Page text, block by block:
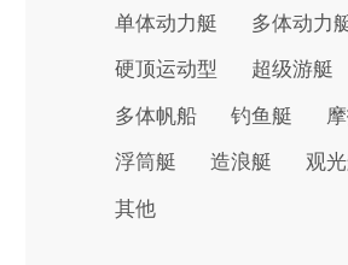
单体动力艇 多体动力
硬顶运动型 超级游艇
多体帆船 钓鱼艇
浮筒艇 造浪艇 观
其他